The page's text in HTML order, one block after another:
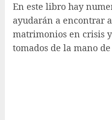
En este libro hay
ayudarán a encontrar
matrimonios en crisis
tomados de la mano